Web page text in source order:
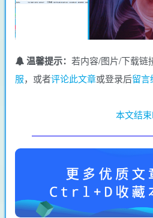
温馨提示： 若内容/图片/下载链
服，或者评论此文章或登录后留言
本文结